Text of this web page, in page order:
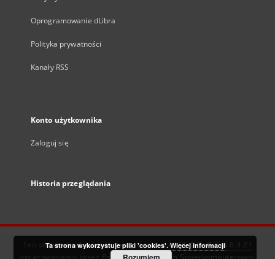
Oprogramowanie dLibra
Polityka prywatności
Kanały RSS
Konto użytkownika
Zaloguj się
Historia przeglądania
Ten serwis działa dzięki oprogramowaniuDInGO dLibra 6.3.21
Poznańskie Centrum Superkomputerowo-
Ta strona wykorzystuje pliki 'cookies'. Więcej informacji